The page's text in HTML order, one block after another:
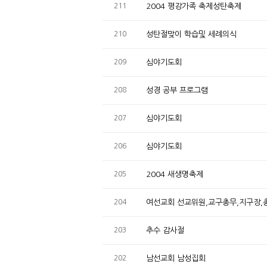
211 2004 평강가족 축제성탄축제
210 성탄절맞이 학습및 세례의식
209 심야기도회
208 성경 공부 프로그램
207 심야기도회
206 심야기도회
205 2004 새생명축제
204 여선교회 선교위원,교구총무,지구장,
203 추수 감사절
202 남선교회 남성집회